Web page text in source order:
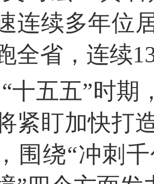
连续多年位
全省，连续
“十五五”时期
紧盯加快打
围绕“冲刺